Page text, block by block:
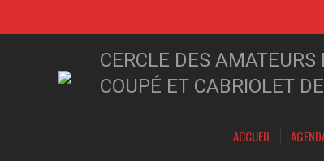
CERCLE DES AMATEURS
COUPÉ ET CABRIOLET
ACCUEIL